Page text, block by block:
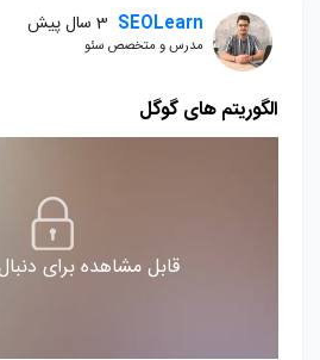
SEOLearn 3 سال پیش
مدرس و متخصص سئو
الگوریتم های گوگل
قابل مشاهده برای